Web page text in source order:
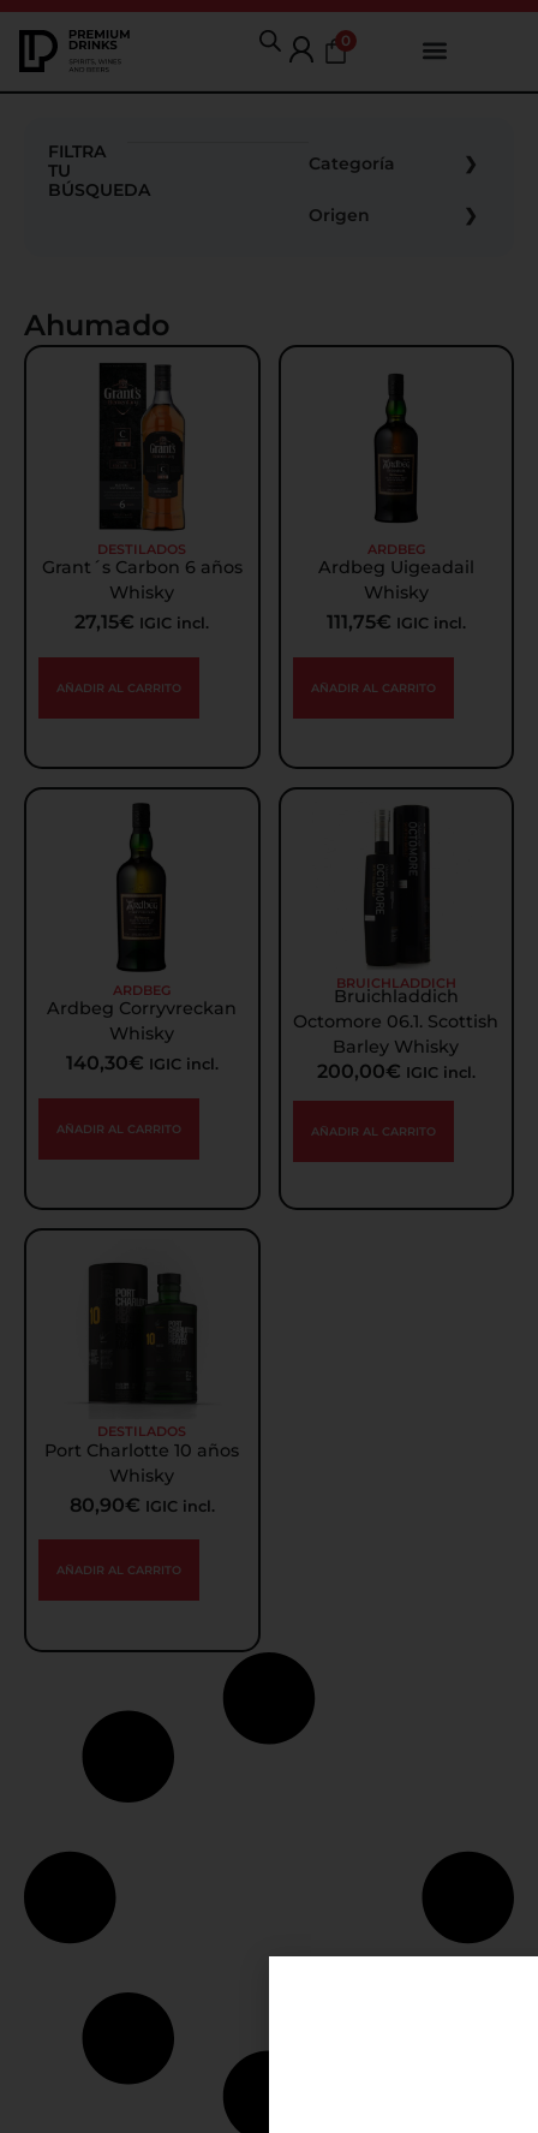
0
FILTRA
TU
BÚSQUEDA
Categoría
Origen
Ahumado
DESTILADOS
Grant´s Carbon 6 años
Whisky
27,15€ IGIC incl.
AÑADIR AL CARRITO
ARDBEG
Ardbeg Uigeadail
Whisky
111,75€ IGIC incl.
AÑADIR AL CARRITO
ARDBEG
Ardbeg Corryvreckan
Whisky
140,30€ IGIC incl.
AÑADIR AL CARRITO
BRUICHLADDICH
Bruichladdich
Octomore 06.1. Scottish
Barley Whisky
200,00€ IGIC incl.
AÑADIR AL CARRITO
DESTILADOS
Port Charlotte 10 años
Whisky
80,90€ IGIC incl.
AÑADIR AL CARRITO